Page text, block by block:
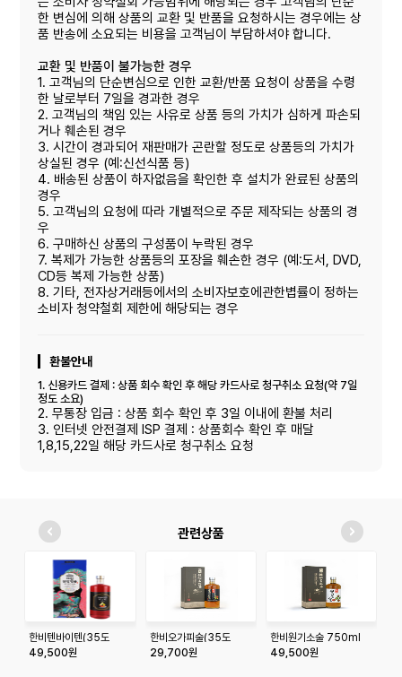
한 변심에 의해 상품의 교환 및 반품을 요청하시는 경우에는 상
품 반송에 소요되는 비용을 고객님이 부담하셔야 합니다.
교환 및 반품이 불가능한 경우
1. 고객님의 단순변심으로 인한 교환/반품 요청이 상품을 수령
한 날로부터 7일을 경과한 경우
2. 고객님의 책임 있는 사유로 상품 등의 가치가 심하게 파손되
거나 훼손된 경우
3. 시간이 경과되어 재판매가 곤란할 정도로 상품등의 가치가
상실된 경우 (예:신선식품 등)
4. 배송된 상품이 하자없음을 확인한 후 설치가 완료된 상품의
경우
5. 고객님의 요청에 따라 개별적으로 주문 제작되는 상품의 경
우
6. 구매하신 상품의 구성품이 누락된 경우
7. 복제가 가능한 상품등의 포장을 훼손한 경우 (예:도서, DVD,
CD등 복제 가능한 상품)
8. 기타, 전자상거래등에서의 소비자보호에관한볍률이 정하는
소비자 청약철회 제한에 해당되는 경우
환불안내
1. 신용카드 결제 : 상품 회수 확인 후 해당 카드사로 청구취소 요청(약 7일
정도 소요)
2. 무통장 입금 : 상품 회수 확인 후 3일 이내에 환불 처리
3. 인터넷 안전결제 ISP 결제 : 상품회수 확인 후 매달
1,8,15,22일 해당 카드사로 청구취소 요청
관련상품
한비텐바이텐(35도
_750ml)
49,500원
한비오가피술(35도
_375ml)
29,700원
한비원기소술 750ml
49,500원